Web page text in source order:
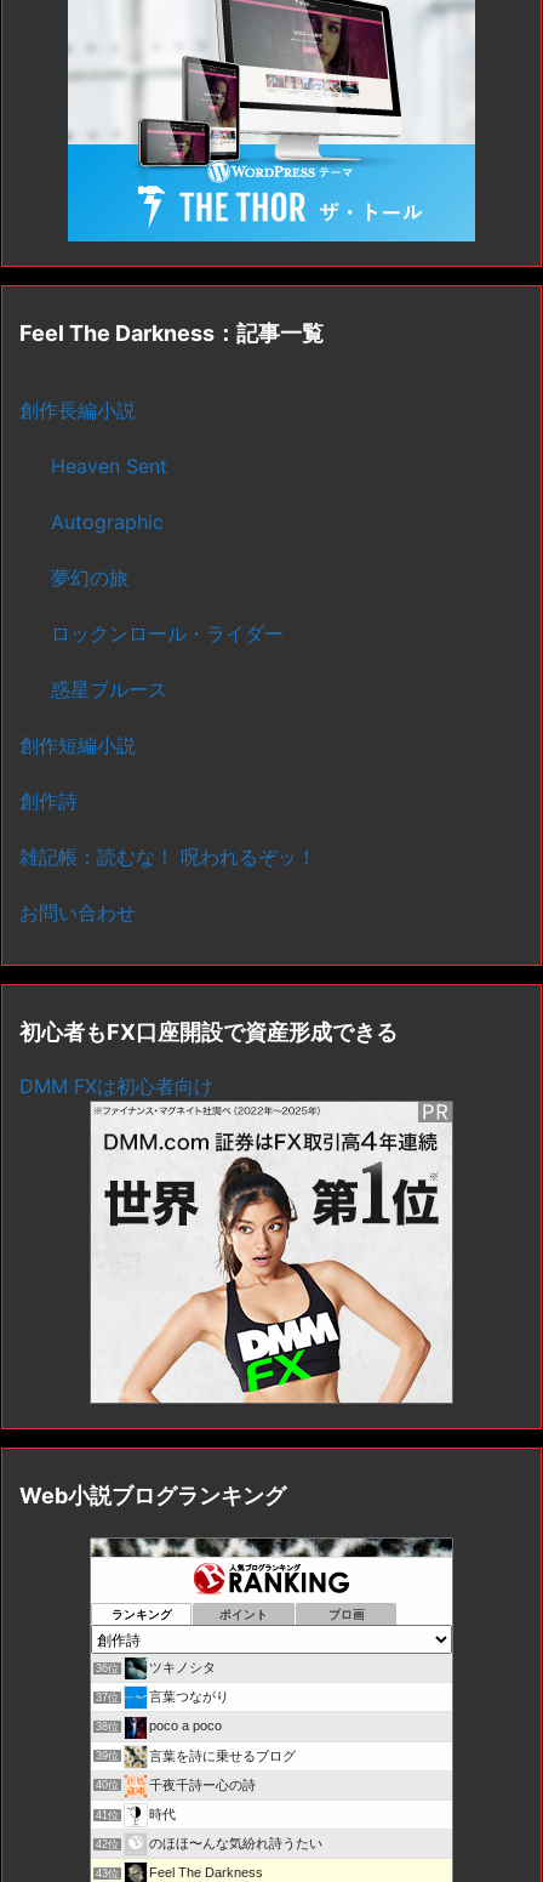
Feel The Darkness：記事一覧
創作長編小説
Heaven Sent
Autographic
夢幻の旅
ロックンロール・ライダー
惑星ブルース
創作短編小説
創作詩
雑記帳：読むな！ 呪われるぞッ！
お問い合わせ
初心者もFX口座開設で資産形成できる
DMM FXは初心者向け
Web小説ブログランキング
ランキング ポイント ブロ画
36位 ツキノシタ
37位 言葉つながり
38位 poco a poco
39位 言葉を詩に乗せるブログ
40位 千夜千詩ー心の詩
41位 時代
42位 のほほ〜んな気紛れ詩うたい
43位 Feel The Darkness